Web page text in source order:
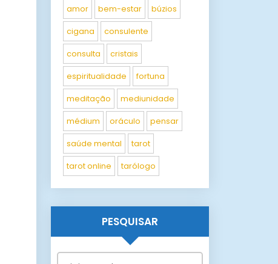
amor bem-estar búzios
cigana consulente
consulta cristais
espiritualidade fortuna
meditação mediunidade
médium oráculo pensar
saúde mental tarot
tarot online tarólogo
PESQUISAR